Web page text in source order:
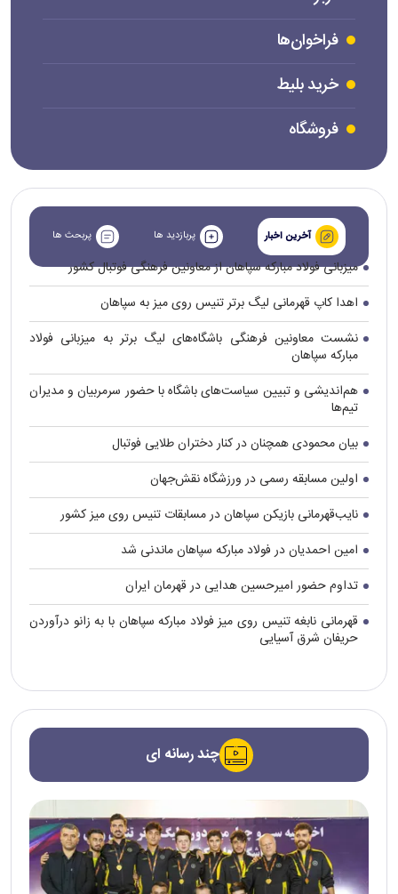
فراخوان‌ها
خرید بلیط
فروشگاه
آخرین اخبار پربازدید ها پربحث ها
میزبانی فولاد مبارکه سپاهان از معاونین فرهنگی فوتبال کشور
اهدا کاپ قهرمانی لیگ برتر تنیس روی میز به سپاهان
نشست معاونین فرهنگی باشگاه‌های لیگ برتر به میزبانی فولاد
مبارکه سپاهان
هم‌اندیشی و تبیین سیاست‌های باشگاه با حضور سرمربیان و مدیران
تیم‌ها
بیان محمودی همچنان در کنار دختران طلایی فوتبال
اولین مسابقه رسمی در ورزشگاه نقش‌جهان
نایب‌قهرمانی بازیکن سپاهان در مسابقات تنیس روی میز کشور
امین احمدیان در فولاد مبارکه سپاهان ماندنی شد
تداوم حضور امیرحسین هدایی در قهرمان ایران
قهرمانی نابغه تنیس روی میز فولاد مبارکه سپاهان با به زانو درآوردن
حریفان شرق آسیایی
چند رسانه ای